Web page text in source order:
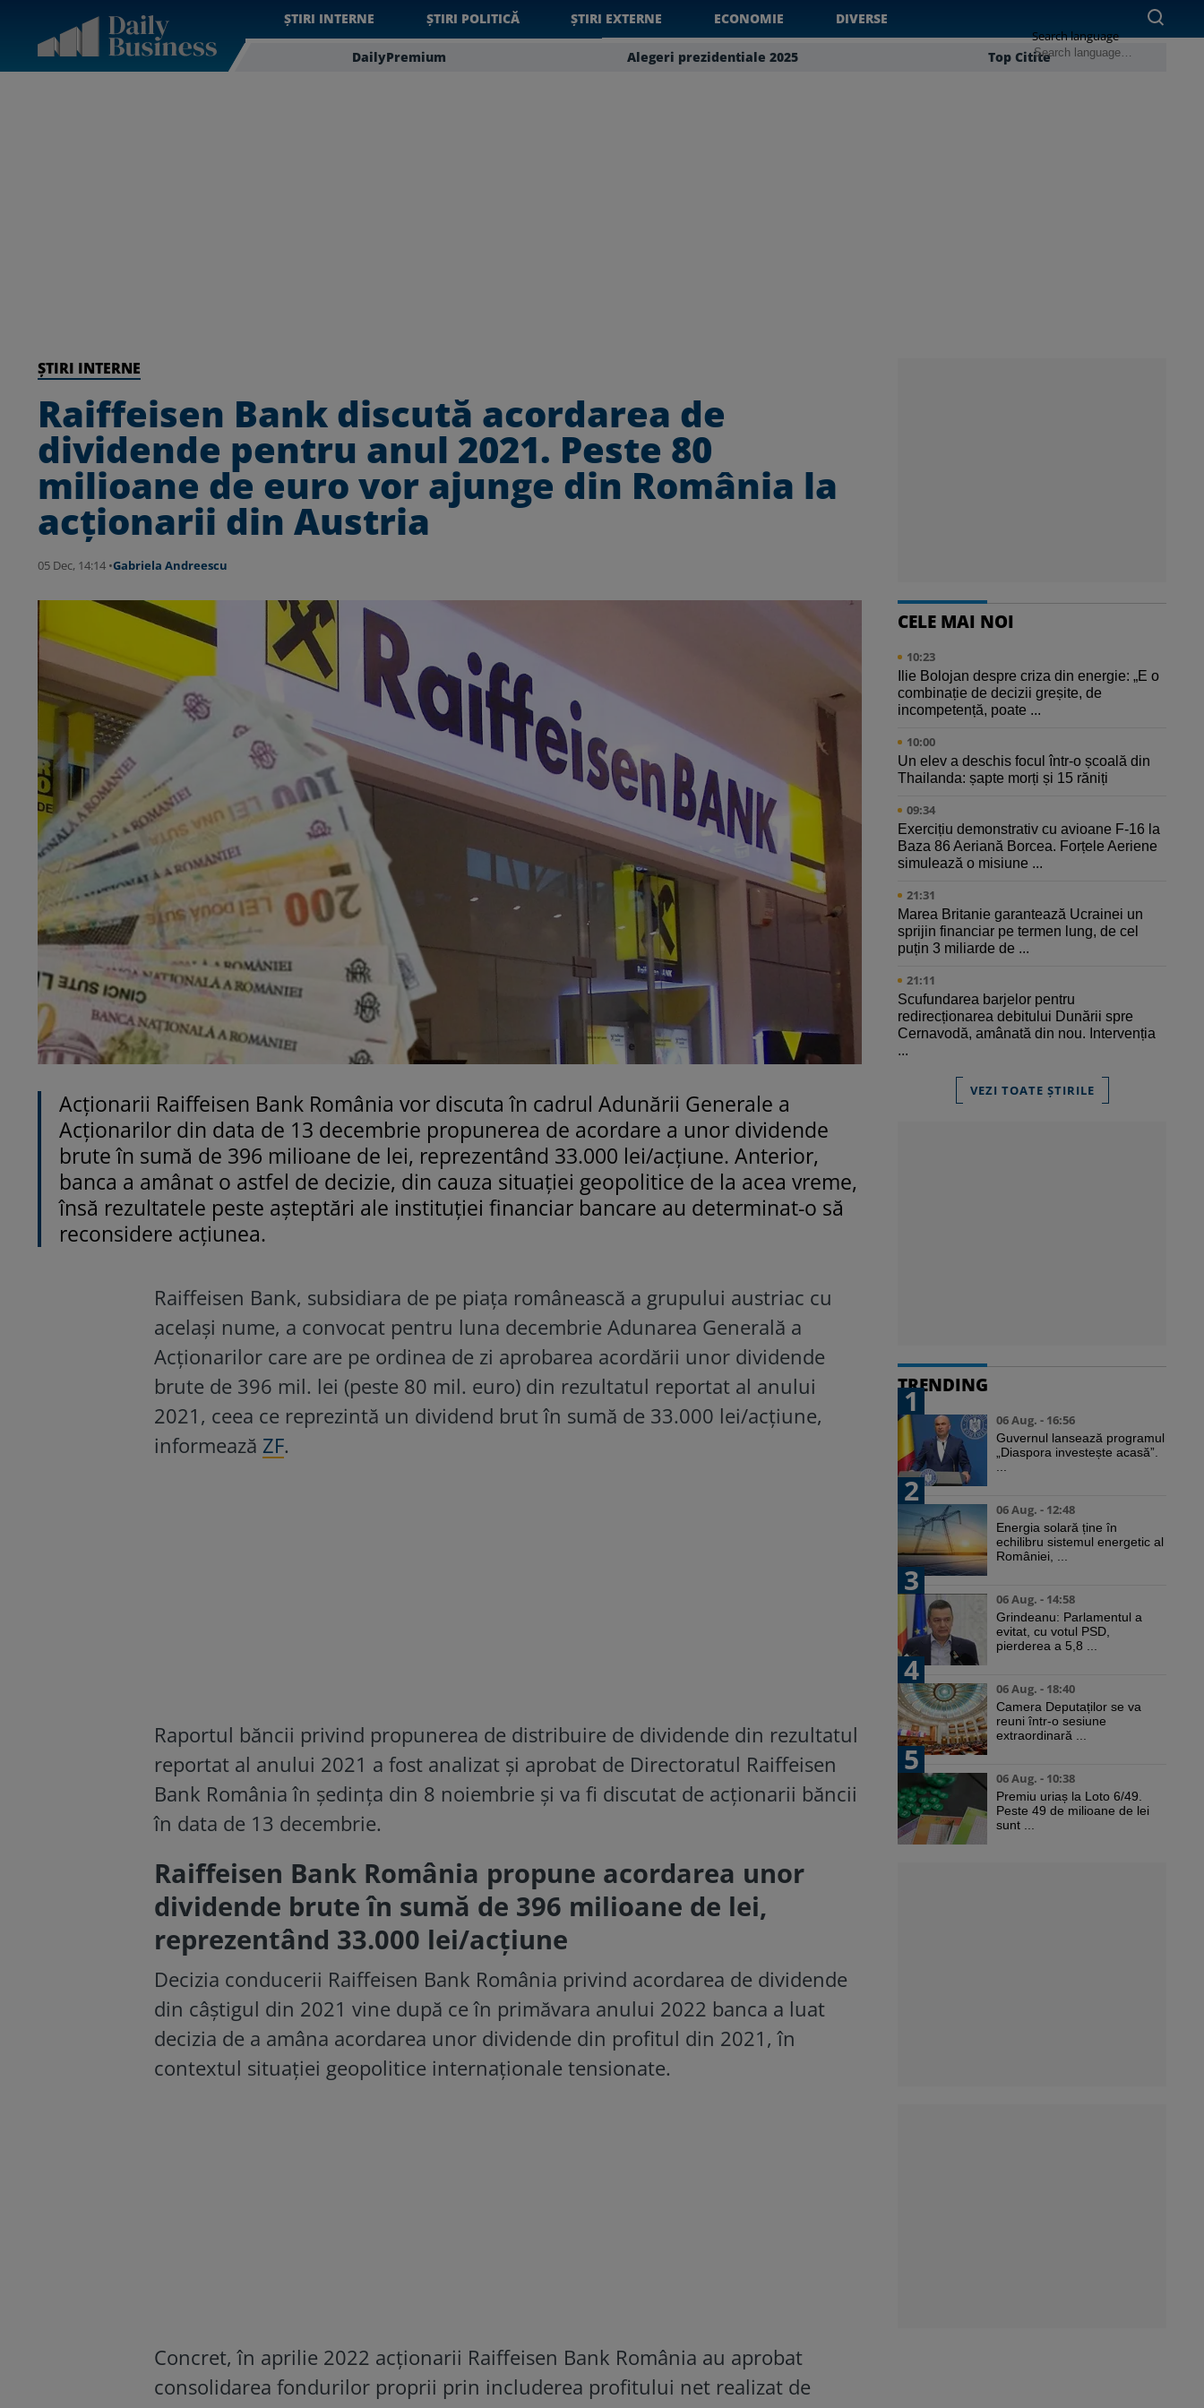
ȘTIRI INTERNE ȘTIRI POLITICĂ ȘTIRI EXTERNE ECONOMIE DIVERSE
DailyPremium Alegeri prezidentiale 2025 Top Citite
Search language
ȘTIRI INTERNE
Raiffeisen Bank discută acordarea de
dividende pentru anul 2021. Peste 80
milioane de euro vor ajunge din România la
acționarii din Austria
05 Dec, 14:14 •Gabriela Andreescu
Acţionarii Raiffeisen Bank România vor discuta în cadrul Adunării Generale a
Acţionarilor din data de 13 decembrie propunerea de acordare a unor dividende
brute în sumă de 396 milioane de lei, reprezentând 33.000 lei/acţiune. Anterior,
banca a amânat o astfel de decizie, din cauza situației geopolitice de la acea vreme,
însă rezultatele peste așteptări ale instituției financiar bancare au determinat-o să
reconsidere acțiunea.
Raiffeisen Bank, subsidiara de pe piaţa românească a grupului austriac cu
acelaşi nume, a convocat pentru luna decembrie Adunarea Generală a
Acţionarilor care are pe ordinea de zi aprobarea acordării unor dividende
brute de 396 mil. lei (peste 80 mil. euro) din rezultatul reportat al anului
2021, ceea ce reprezintă un dividend brut în sumă de 33.000 lei/acţiune,
informează ZF.
Raportul băncii privind propu­nerea de distribuire de divi­dende din rezultatul
re­portat al anului 2021 a fost analizat şi aprobat de Direc­toratul Raiffeisen
Bank Româ­nia în şedinţa din 8 noiembrie şi va fi discutat de acţionarii băncii
în data de 13 decembrie.
Raiffeisen Bank România propune acordarea unor
dividende brute în sumă de 396 milioane de lei,
reprezentând 33.000 lei/acţiune
Decizia conducerii Raiffeisen Bank România privind acordarea de dividende
din câştigul din 2021 vine după ce în primăvara anului 2022 banca a luat
decizia de a amâna acordarea unor dividende din profitul din 2021, în
contextul situaţiei geopolitice internaţionale tensionate.
Concret, în aprilie 2022 acţionarii Raiffeisen Bank România au aprobat
consolidarea fondurilor proprii prin includerea profitului net realizat de
CELE MAI NOI
10:23
Ilie Bolojan despre criza din energie: „E o
combinație de decizii greșite, de
incompetență, poate ...
10:00
Un elev a deschis focul într-o școală din
Thailanda: șapte morți și 15 răniți
09:34
Exercițiu demonstrativ cu avioane F-16 la
Baza 86 Aeriană Borcea. Forțele Aeriene
simulează o misiune ...
21:31
Marea Britanie garantează Ucrainei un
sprijin financiar pe termen lung, de cel
puțin 3 miliarde de ...
21:11
Scufundarea barjelor pentru
redirecționarea debitului Dunării spre
Cernavodă, amânată din nou. Intervenția
...
VEZI TOATE ȘTIRILE
TRENDING
1
06 Aug. - 16:56
Guvernul lansează programul
„Diaspora investește acasă”.
2
06 Aug. - 12:48
Energia solară ține în
echilibru sistemul energetic al
României, ...
3
06 Aug. - 14:58
Grindeanu: Parlamentul a
evitat, cu votul PSD,
pierderea a 5,8 ...
4
06 Aug. - 18:40
Camera Deputaților se va
reuni într-o sesiune
extraordinară ...
5
06 Aug. - 10:38
Premiu uriaș la Loto 6/49.
Peste 49 de milioane de lei
sunt ...